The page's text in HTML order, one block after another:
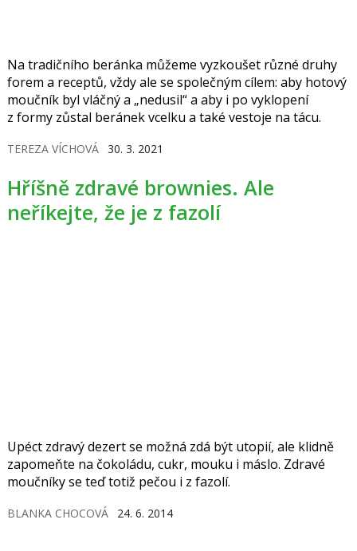
Na tradičního beránka můžeme vyzkoušet různé druhy
forem a receptů, vždy ale se společným cílem: aby hotový
moučník byl vláčný a „nedusil“ a aby i po vyklopení
z formy zůstal beránek vcelku a také vestoje na tácu.
TEREZA VÍCHOVÁ 30. 3. 2021
Hříšně zdravé brownies. Ale
neříkejte, že je z fazolí
Upéct zdravý dezert se možná zdá být utopií, ale klidně
zapomeňte na čokoládu, cukr, mouku i máslo. Zdravé
moučníky se teď totiž pečou i z fazolí.
BLANKA CHOCOVÁ 24. 6. 2014